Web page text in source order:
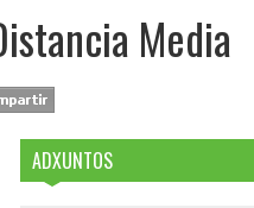
Media
ADXUNTOS